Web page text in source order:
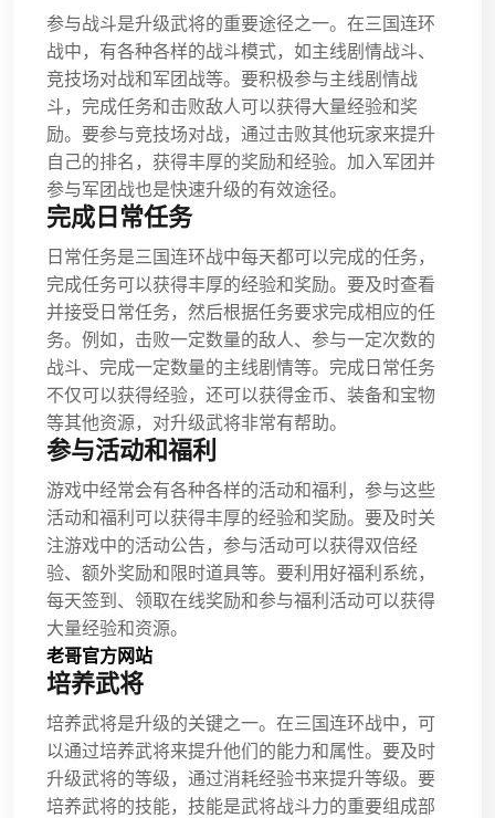
参与战斗是升级武将的重要途径之一。在三国连环
战中，有各种各样的战斗模式，如主线剧情战斗、
竞技场对战和军团战等。要积极参与主线剧情战
斗，完成任务和击败敌人可以获得大量经验和奖
励。要参与竞技场对战，通过击败其他玩家来提升
自己的排名，获得丰厚的奖励和经验。加入军团并
参与军团战也是快速升级的有效途径。
完成日常任务
日常任务是三国连环战中每天都可以完成的任务，
完成任务可以获得丰厚的经验和奖励。要及时查看
并接受日常任务，然后根据任务要求完成相应的任
务。例如，击败一定数量的敌人、参与一定次数的
战斗、完成一定数量的主线剧情等。完成日常任务
不仅可以获得经验，还可以获得金币、装备和宝物
等其他资源，对升级武将非常有帮助。
参与活动和福利
游戏中经常会有各种各样的活动和福利，参与这些
活动和福利可以获得丰厚的经验和奖励。要及时关
注游戏中的活动公告，参与活动可以获得双倍经
验、额外奖励和限时道具等。要利用好福利系统，
每天签到、领取在线奖励和参与福利活动可以获得
大量经验和资源。
老哥官方网站
培养武将
培养武将是升级的关键之一。在三国连环战中，可
以通过培养武将来提升他们的能力和属性。要及时
升级武将的等级，通过消耗经验书来提升等级。要
培养武将的技能，技能是武将战斗力的重要组成部